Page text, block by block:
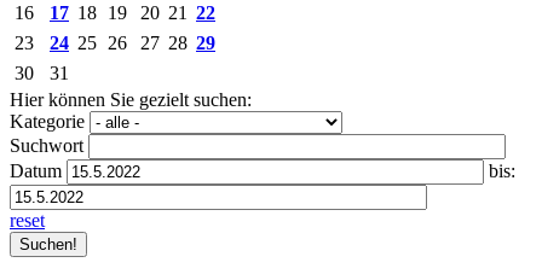
16
17 18 19 20 21 22
23
24 25 26 27 28 29
30
31
Hier können Sie gezielt suchen:
Kategorie
Suchwort
Datum
bis:
reset